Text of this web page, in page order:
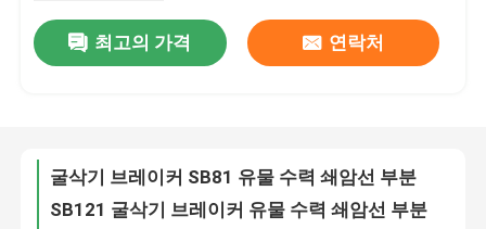
VR 쇼
공장 여행
최고의 가격 연락처
HB20G Hyd 브레이커 유물 수력 쇄암선 원색 부품
굴삭기 브레이커 유압 실린더 HB30G Hyd 브레이커 실린더